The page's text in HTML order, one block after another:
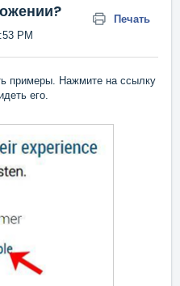
Печать
PM
примеры. Нажмите на ссылку
его.